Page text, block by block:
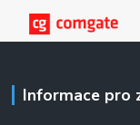
Informace pro